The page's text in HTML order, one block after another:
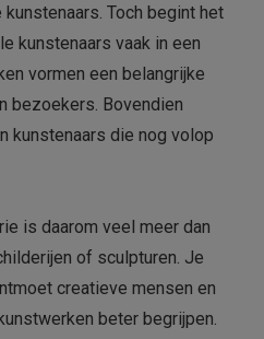
Toch begint het
kunstenaars vaak in een
vormen een belangrijke
bezoekers. Bovendien
kunstenaars die nog volop
is daarom veel meer dan
of sculpturen. Je
creatieve mensen en
beter begrijpen.